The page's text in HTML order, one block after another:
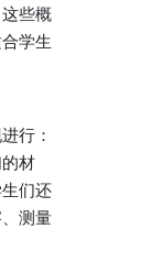
些概
学生
行：
材
们还
测量